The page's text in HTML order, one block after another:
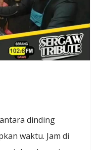
dinding
waktu. Jam di